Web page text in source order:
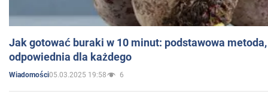
Jak gotować buraki w 10 minut: podstawowa
odpowiednia dla każdego
Wiadomości05.03.2025 19:58 6